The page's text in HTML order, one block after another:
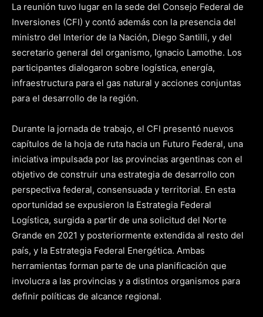
La reunión tuvo lugar en la sede del Consejo Federal de
Inversiones (CFI) y contó además con la presencia del
ministro del Interior de la Nación, Diego Santilli, y del
secretario general del organismo, Ignacio Lamothe. Los
participantes dialogaron sobre logística, energía,
infraestructura para el gas natural y acciones conjuntas
para el desarrollo de la región.
Durante la jornada de trabajo, el CFI presentó nuevos
capítulos de la hoja de ruta hacia un Futuro Federal, una
iniciativa impulsada por las provincias argentinas con el
objetivo de construir una estrategia de desarrollo con
perspectiva federal, consensuada y territorial. En esta
oportunidad se expusieron la Estrategia Federal
Logística, surgida a partir de una solicitud del Norte
Grande en 2021 y posteriormente extendida al resto del
país, y la Estrategia Federal Energética. Ambas
herramientas forman parte de una planificación que
involucra a las provincias y a distintos organismos para
definir políticas de alcance regional.